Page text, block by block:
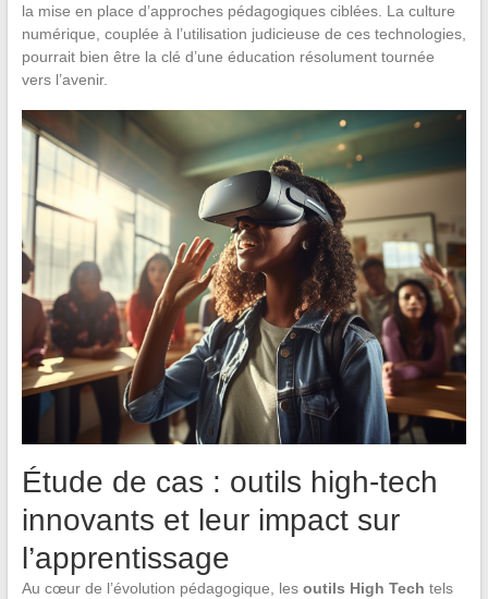
la mise en place d’approches pédagogiques ciblées. La culture
numérique, couplée à l’utilisation judicieuse de ces technologies,
pourrait bien être la clé d’une éducation résolument tournée
vers l’avenir.
Étude de cas : outils high-tech
innovants et leur impact sur
l’apprentissage
Au cœur de l’évolution pédagogique, les outils High Tech tels